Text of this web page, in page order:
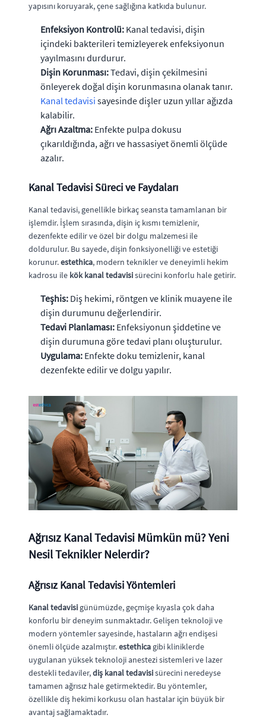
yapısını koruyarak, çene sağlığına katkıda bulunur.
Enfeksiyon Kontrolü: Kanal tedavisi, dişin
içindeki bakterileri temizleyerek enfeksiyonun
yayılmasını durdurur.
Dişin Korunması:Tedavi, dişin çekilmesini
önleyerek doğal dişin korunmasına olanak tanır.
Kanal tedavisi sayesinde dişler uzun yıllar ağızda
kalabilir.
Ağrı Azaltma: Enfekte pulpa dokusu
çıkarıldığında, ağrı ve hassasiyet önemli ölçüde
azalır.
Kanal Tedavisi Süreci ve Faydaları
Kanal tedavisi, genellikle birkaç seansta tamamlanan bir
işlemdir. İşlem sırasında, dişin iç kısmı temizlenir,
dezenfekte edilir ve özel bir dolgu malzemesi ile
doldurulur. Bu sayede, dişin fonksiyonelliği ve estetiği
korunur.estethica, modern teknikler ve deneyimli hekim
kadrosu ile kök kanal tedavisisürecini konforlu hale getirir.
Teşhis: Diş hekimi, röntgen ve klinik muayene ile
dişin durumunu değerlendirir.
Tedavi Planlaması: Enfeksiyonun şiddetine ve
dişin durumuna göre tedavi planı oluşturulur.
Uygulama: Enfekte doku temizlenir, kanal
dezenfekte edilir ve dolgu yapılır.
Ağrısız Kanal Tedavisi Mümkün mü? Yeni
Nesil Teknikler Nelerdir?
Ağrısız Kanal Tedavisi Yöntemleri
Kanal tedavisi günümüzde, geçmişe kıyasla çok daha
konforlu bir deneyim sunmaktadır. Gelişen teknoloji ve
modern yöntemler sayesinde, hastaların ağrı endişesi
önemli ölçüde azalmıştır.estethica gibi kliniklerde
uygulanan yüksek teknoloji anestezi sistemleri ve lazer
destekli tedaviler,diş kanal tedavisisürecini neredeyse
tamamen ağrısız hale getirmektedir. Bu yöntemler,
özellikle diş hekimi korkusu olan hastalar için büyük bir
avantaj sağlamaktadır.